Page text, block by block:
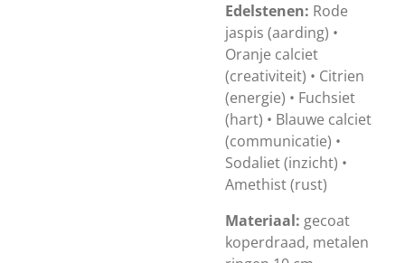
Edelstenen: Rode
jaspis (aarding) •
Oranje calciet
(creativiteit) • Citrien
(energie) • Fuchsiet
(hart) • Blauwe calciet
(communicatie) •
Sodaliet (inzicht) •
Amethist (rust)
Materiaal: gecoat
koperdraad, metalen